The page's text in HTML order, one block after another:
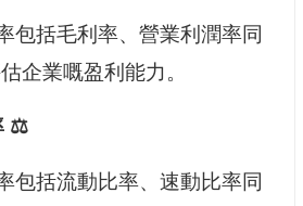
包括毛利率、營業利潤率同
企業嘅盈利能力。
⚖️
包括流動比率、速動比率同